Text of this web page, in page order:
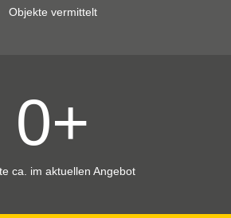
Objekte vermittelt
0+
ca. im aktuellen Angebot